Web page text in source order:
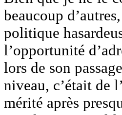
beaucoup
politique
l’opportunité
lors de son
niveau, c’était de
mérité après